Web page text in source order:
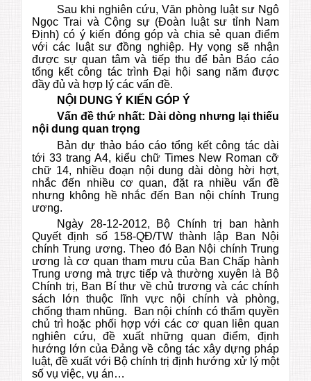
Sau khi nghiên cứu, Văn phòng luật sư Ngô
Ngọc Trai và Cộng sự (Đoàn luật sư tỉnh Nam
Định) có ý kiến đóng góp và chia sẻ quan điểm
với các luật sư đồng nghiệp. Hy vọng sẽ nhận
được sự quan tâm và tiếp thu để bản Báo cáo
tổng kết công tác trình Đại hội sang năm được
đầy đủ và hợp lý các vấn đề.
NỘI DUNG Ý KIẾN GÓP Ý
Vấn đề thứ nhất: Dài dòng nhưng lại thiếu
nội dung quan trọng
Bản dự thảo báo cáo tổng kết công tác dài
tới 33 trang A4, kiểu chữ Times New Roman cỡ
chữ 14, nhiều đoạn nội dung dài dòng hời hợt,
nhắc đến nhiều cơ quan, đặt ra nhiều vấn đề
nhưng không hề nhắc đến Ban nội chính Trung
ương.
Ngày 28-12-2012, Bộ Chính trị ban hành
Quyết định số 158-QĐ/TW thành lập Ban Nội
chính Trung ương. Theo đó Ban Nội chính Trung
ương là cơ quan tham mưu của Ban Chấp hành
Trung ương mà trực tiếp và thường xuyên là Bộ
Chính trị, Ban Bí thư về chủ trương và các chính
sách lớn thuộc lĩnh vực nội chính và phòng,
chống tham nhũng. Ban nội chính có thẩm quyền
chủ trì hoặc phối hợp với các cơ quan liên quan
nghiên cứu, đề xuất những quan điểm, định
hướng lớn của Đảng về công tác xây dựng pháp
luật, đề xuất với Bộ chính trị định hướng xử lý một
số vụ việc, vụ án…